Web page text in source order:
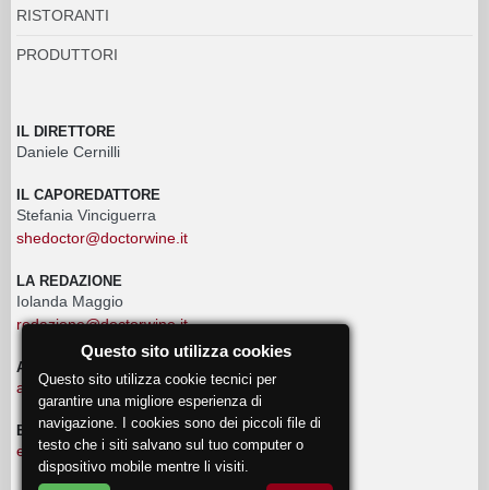
RISTORANTI
PRODUTTORI
IL DIRETTORE
Daniele Cernilli
IL CAPOREDATTORE
Stefania Vinciguerra
shedoctor@doctorwine.it
LA REDAZIONE
Iolanda Maggio
redazione@doctorwine.it
ADVERTISING
advertising@doctorwine.it
EVENTI
eventi@doctorwine.it
Questo sito utilizza cookies
Questo sito utilizza cookie tecnici per
garantire una migliore esperienza di
navigazione. I cookies sono dei piccoli file di
testo che i siti salvano sul tuo computer o
dispositivo mobile mentre li visiti.